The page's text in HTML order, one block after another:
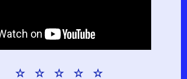
☆ ☆ ☆ ☆ ☆